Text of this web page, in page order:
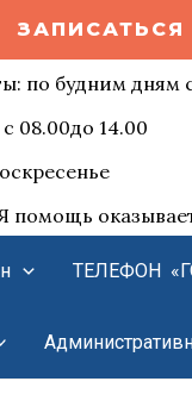
по будним дням
08.00до 14.00
помощь
ТЕЛЕФОН